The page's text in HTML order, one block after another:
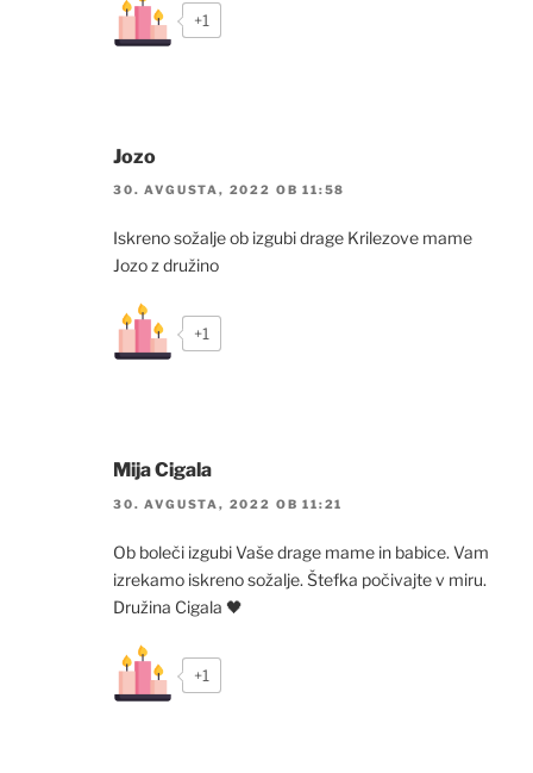
+1
Jozo
30. AVGUSTA, 2022 OB 11:58
Iskreno sožalje ob izgubi drage Krilezove mame
Jozo z družino
+1
Mija Cigala
30. AVGUSTA, 2022 OB 11:21
Ob boleči izgubi Vaše drage mame in babice. Vam
izrekamo iskreno sožalje. Štefka počivajte v miru.
Družina Cigala 🖤
+1